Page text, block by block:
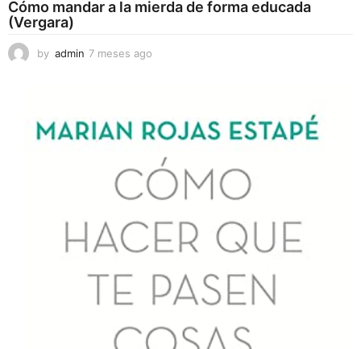
Cómo mandar a la mierda de forma educada
(Vergara)
by admin 7 meses ago
s
a
o